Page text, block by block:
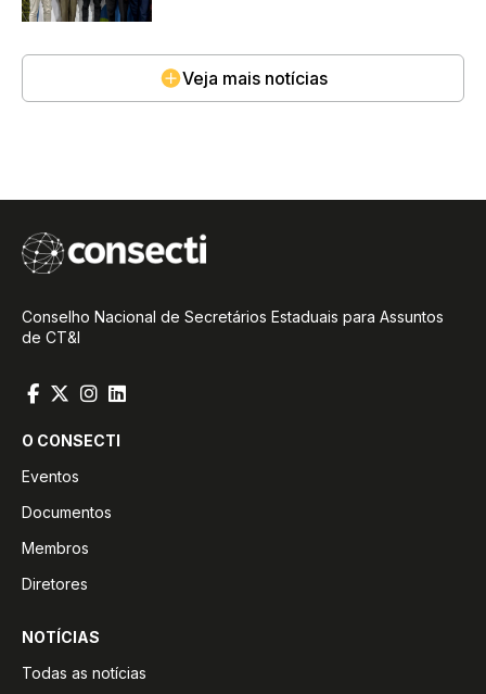
Veja mais notícias
Conselho Nacional de Secretários Estaduais para Assuntos
de CT&I
O CONSECTI
Eventos
Documentos
Membros
Diretores
NOTÍCIAS
Todas as notícias